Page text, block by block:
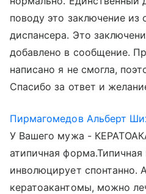
поводу это заключение из
диспансера. Это
добавлено в сообщение.
написано я не смогла,
Спасибо за ответ и
Пирмагомедов Альберт
У Вашего мужа -
атипичная форма.Типичная
инволюцирует спонтанно.
кератоакантомы, можно